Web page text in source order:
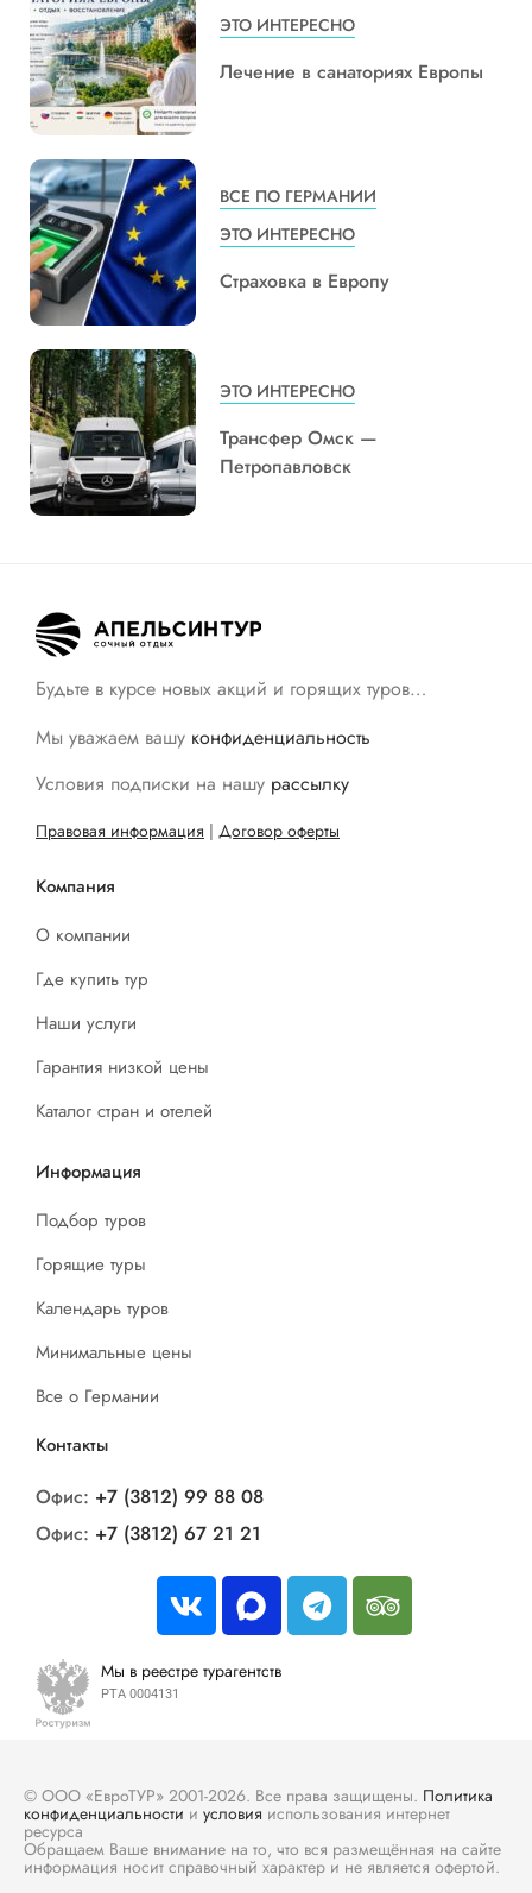
ЭТО ИНТЕРЕСНО
Лечение в санаториях Европы
ВСЕ ПО ГЕРМАНИИ
ЭТО ИНТЕРЕСНО
Страховка в Европу
ЭТО ИНТЕРЕСНО
Трансфер Омск —
Петропавловск
Будьте в курсе новых акций и горящих туров…
Мы уважаем вашу конфиденциальность
Условия подписки на нашу рассылку
Правовая информация | Договор оферты
Компания
О компании
Где купить тур
Наши услуги
Гарантия низкой цены
Каталог стран и отелей
Информация
Подбор туров
Горящие туры
Календарь туров
Минимальные цены
Все о Германии
Контакты
Офис: +7 (3812) 99 88 08
Офис: +7 (3812) 67 21 21
Мы в реестре турагентств
РТА 0004131
© ООО «ЕвроТУР» 2001-2026. Все права защищены. Политика
конфиденциальности и условия использования интернет
ресурса
Обращаем Ваше внимание на то, что вся размещённая на сайте
информация носит справочный характер и не является офертой.